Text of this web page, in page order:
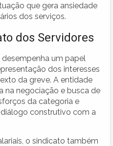
que gera ansiedade
dos serviços.
dos Servidores
um papel
dos interesses
da greve. A entidade
na negociação e busca de
da categoria e
construtivo com a
o sindicato também